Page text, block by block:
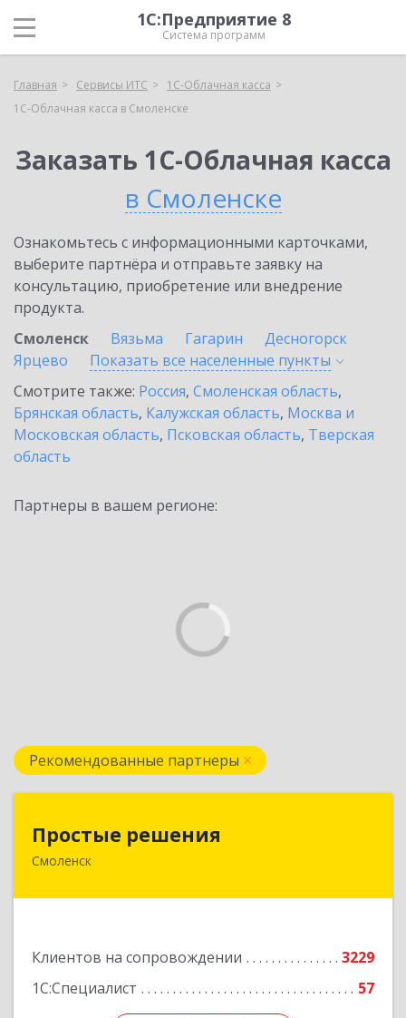
1С:Предприятие 8
Система программ
Главная Сервисы ИТС
1С-Облачная касса
1С-Облачная касса в Смоленске
Заказать 1С-Облачная касса
в Смоленске
Ознакомьтесь с информационными карточками,
выберите партнёра и отправьте заявку на
консультацию, приобретение или внедрение
продукта.
Смоленск
Вязьма Гагарин
Десногорск
Ярцево
Показать все населенные пункты
Смотрите также: Россия, Смоленская область,
Брянская область, Калужская область, Москва и
Московская область, Псковская область, Тверская
область
Партнеры в вашем регионе:
Рекомендованные партнеры
Простые решения
Смоленск
Клиентов на сопровождении
3229
1С:Специалист
57
214015, Смоленская обл, Смоленск г, Большая